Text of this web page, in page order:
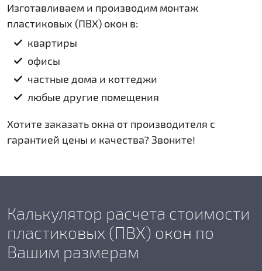
Изготавливаем и производим монтаж
пластиковых (ПВХ) окон в:
квартиры
офисы
частные дома и коттеджи
любые другие помещения
Хотите заказать окна от производителя с
гарантией цены и качества? Звоните!
Калькулятор расчета стоимости
пластиковых (ПВХ) окон по
Вашим размерам